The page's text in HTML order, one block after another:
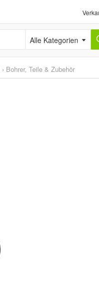
Alle Kategorien
› Bohrer, Teile & Zubehör